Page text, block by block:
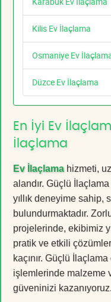
Kilis Ev İlaçlama
Osmaniye Ev
Düzce Ev İlaçlama
En İyi Ev
İlaçlama
Ev İlaçlamahizmeti,
alandır. Güçlü
yıllık deneyime sahip,
bulundurmaktadır.
projelerinde, ekibimiz
pratik ve etkili
kaçınır. Güçlü İlaçlama
işlemlerinde malzeme
güveninizi kazanıyoruz.